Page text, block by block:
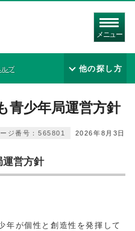
メニュー
ルプ 他の探し方
少年局運営方針
2026年8月3日
ジ番号：565801
営方針
が個性と創造性を発揮して